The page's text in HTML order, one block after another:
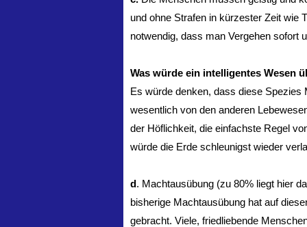
und ohne Strafen in kürzester Zeit wie
notwendig, dass man Vergehen sofort
Was würde ein intelligentes Wesen
Es würde denken, dass diese
wesentlich von den anderen
der Höflichkeit, die einfachste Regel
würde die Erde schleunigst wieder
d. Machtausübung (zu 80% liegt hier
bisherige Machtausübung hat auf
gebracht. Viele, friedliebende